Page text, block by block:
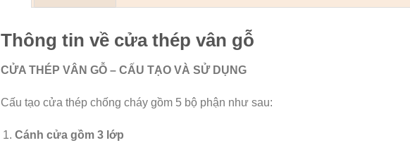
Thông tin về cửa thép vân gỗ
CỬA THÉP VÂN GỖ – CẤU TẠO VÀ SỬ DỤNG
Cấu tạo cửa thép chống cháy gồm 5 bộ phận như sau:
Cánh cửagồm 3 lớp